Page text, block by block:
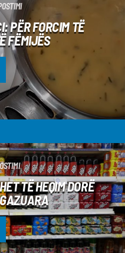
PËR FORCIM TË
FËMIJËS
TË HEQIM DORË